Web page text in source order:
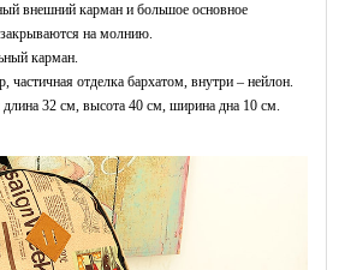
внешний карман и большое основное
на молнию.
карман.
частичная отделка бархатом, внутри – нейлон.
длина 32 см, высота 40 см, ширина дна 10 см.